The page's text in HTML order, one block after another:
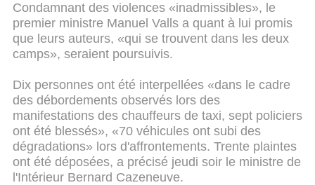
Condamnant des violences «inadmissibles», le
premier ministre Manuel Valls a quant à lui promis
que leurs auteurs, «qui se trouvent dans les deux
camps», seraient poursuivis.
Dix personnes ont été interpellées «dans le cadre
des débordements observés lors des
manifestations des chauffeurs de taxi, sept policiers
ont été blessés», «70 véhicules ont subi des
dégradations» lors d'affrontements. Trente plaintes
ont été déposées, a précisé jeudi soir le ministre de
l'Intérieur Bernard Cazeneuve.